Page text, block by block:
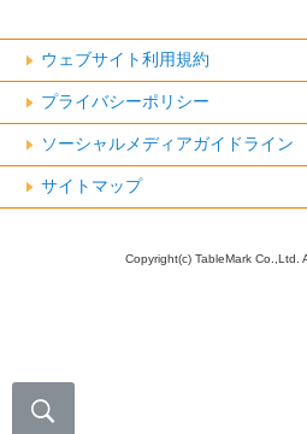
ウェブサイト利用規約
プライバシーポリシー
ソーシャルメディアガイドライン
サイトマップ
Copyright(c) TableMark Co.,Ltd.